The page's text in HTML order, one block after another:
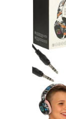
hvězdiček.